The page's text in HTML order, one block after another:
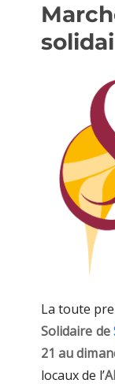
La toute
Solidaire de
21 au
locaux de l’